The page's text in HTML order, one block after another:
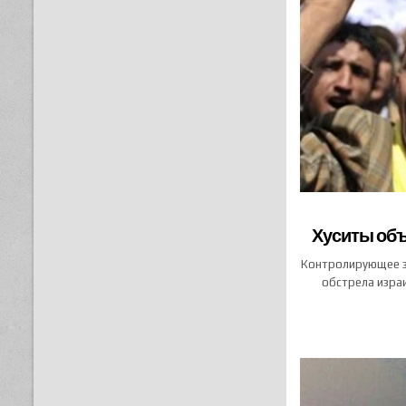
Хуситы
Контролирующее
обстрела